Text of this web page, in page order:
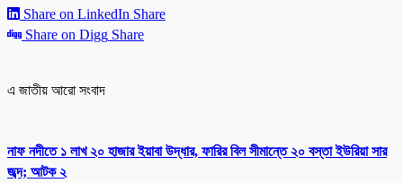
Share on LinkedIn Share
Share on Digg Share
এ জাতীয় আরো সংবাদ
নাফ নদীতে ১ লাখ ২০ হাজার ইয়াবা উদ্ধার, ফারির বিল সীমান্তে ২০ বস্তা ইউরিয়া সার
জব্দ; আটক ২